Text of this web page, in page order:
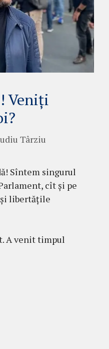
Veniți
Târziu
Sîntem singurul
cît și pe
libertățile
A venit timpul